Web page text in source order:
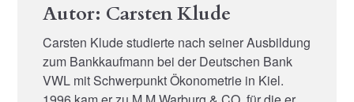
Autor: Carsten Klude
Carsten Klude studierte nach seiner Ausbildung
zum Bankkaufmann bei der Deutschen Bank
VWL mit Schwerpunkt Ökonometrie in Kiel.